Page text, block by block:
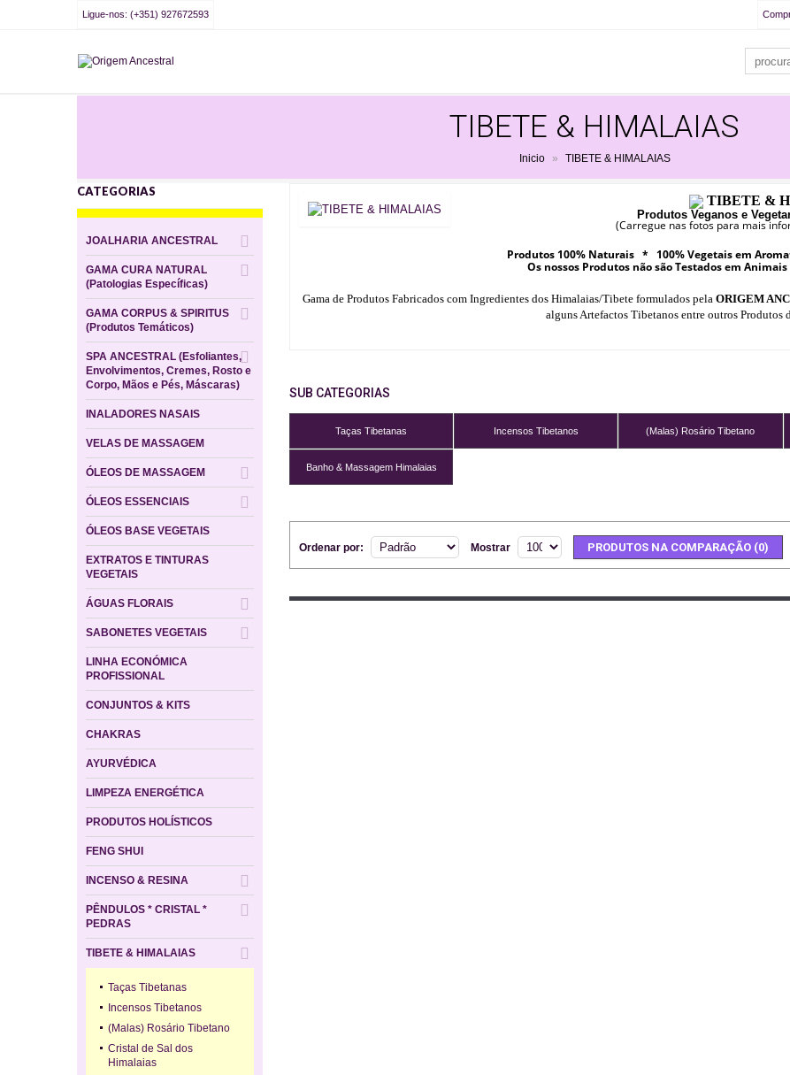
Ligue-nos: (+351) 927672593
TIBETE & HIMALAIAS
Inicio » TIBETE & HIMALAIAS
CATEGORIAS
JOALHARIA ANCESTRAL
GAMA CURA NATURAL
(Patologias Específicas)
GAMA CORPUS & SPIRITUS
(Produtos Temáticos)
SPA ANCESTRAL (Esfoliantes,
Envolvimentos, Cremes, Rosto e
Corpo, Mãos e Pés, Máscaras)
INALADORES NASAIS
VELAS DE MASSAGEM
ÓLEOS DE MASSAGEM
ÓLEOS ESSENCIAIS
ÓLEOS BASE VEGETAIS
EXTRATOS E TINTURAS
VEGETAIS
ÁGUAS FLORAIS
SABONETES VEGETAIS
LINHA ECONÓMICA
PROFISSIONAL
CONJUNTOS & KITS
CHAKRAS
AYURVÉDICA
LIMPEZA ENERGÉTICA
PRODUTOS HOLÍSTICOS
FENG SHUI
INCENSO & RESINA
PÊNDULOS * CRISTAL *
PEDRAS
TIBETE & HIMALAIAS
Taças Tibetanas
Incensos Tibetanos
(Malas) Rosário Tibetano
Cristal de Sal dos
Himalaias
TIBETE &
Produtos Veganos e
(Carregue nas fotos para mais
Produtos 100% Naturais * 100% Vegetais em
Os nossos Produtos não são Testados em
Gama de Produtos Fabricados com Ingredientes dos Himalaias/Tibete formulados pelaORIGEM
alguns Artefactos Tibetanos entre outros Produtos
SUB CATEGORIAS
Taças Tibetanas Incensos Tibetanos (Malas) Rosário Tibetano
Banho & Massagem Himalaias
Ordenar por: Mostrar PRODUTOS NA COMPARAÇÃO (0)